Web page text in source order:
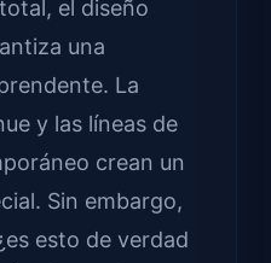
el diseño
una
La
y las líneas de
crean un
Sin embargo,
esto de verdad